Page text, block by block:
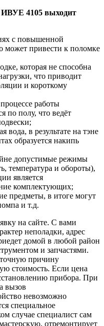
ИВУЕ 4105 выходит
с повышенной
может привести к поломке
которая не способна
что приводит
и короткому
работы
по полу, что ведёт
вода, в результате на тэне
образуется накипь
допустимые режимы
температура и обороты),
является
комплектующих;
предметы, в итоге могут
и т.д.
на сайте. С вами
неполадки, адрес
домой в любой район
и запчастями.
точную причину
стоимость. Если цена
прибора. При
вызов
невозможно
специальное
случае специалист сам
отремонтирует